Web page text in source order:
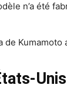
n’a été
de Kumamoto